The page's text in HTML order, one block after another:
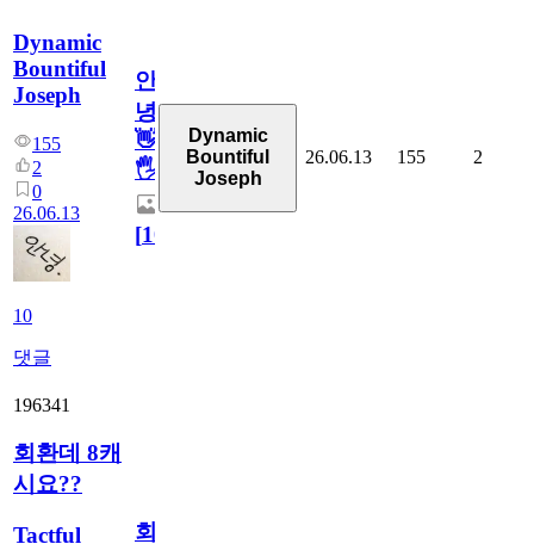
Dynamic
Bountiful
Joseph
155
2
0
26.06.13
10
댓글
안
녕
👋
🖐
[10
Dynamic
Bountiful
Joseph
26.06.13 155 2
196341
회환데 8캐
시요??
Tactful 회